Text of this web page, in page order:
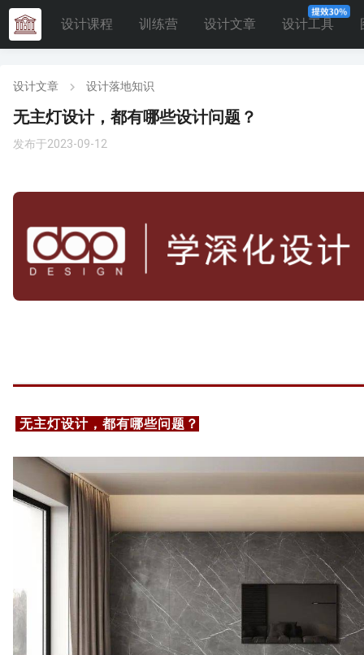
设计课程 训练营 设计文章 设计工具
设计文章 设计落地知识
无主灯设计，都有哪些设计问题？
发布于2023-09-12
无主灯设计，都有哪些问题 ？